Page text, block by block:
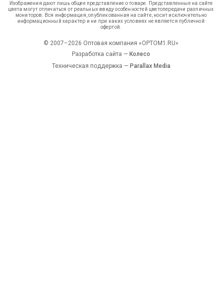
Изображения дают лишь общее представление о товаре. Представленные на сайте
цвета могут отличаться от реальных ввиду особенностей цветопередачи различных
мониторов. Вся информация, опубликованная на сайте, носит исключительно
информационный характер и ни при каких условиях не является публичной
офертой.
© 2007–2026 Оптовая компания «OPTOM1.RU»
Разработка сайта — Колесо
Техническая поддержка — Parallax Media